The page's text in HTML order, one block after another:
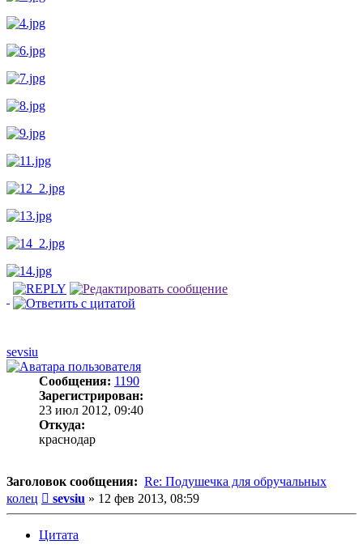
sevsiu
Сообщения: 1190
Зарегистрирован:
23 июл 2012, 09:40
Откуда:
краснодар
Заголовок сообщения: Re: Подушечка для обручальных
колец
Сообщение
sevsiu » 12 фев 2013, 08:59
Цитата